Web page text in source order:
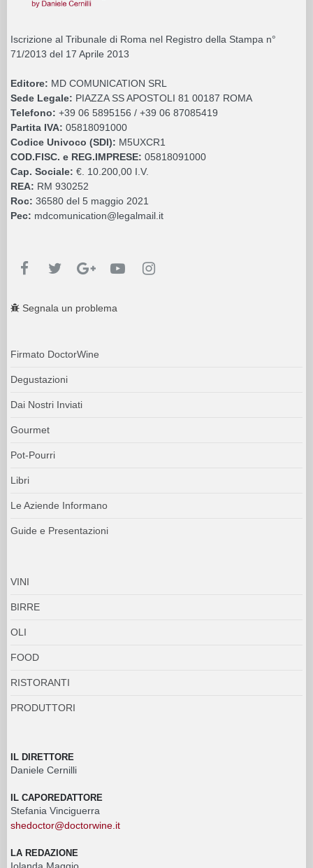
Iscrizione al Tribunale di Roma nel Registro della Stampa n°
71/2013 del 17 Aprile 2013
Editore: MD COMUNICATION SRL
Sede Legale: PIAZZA SS APOSTOLI 81 00187 ROMA
Telefono: +39 06 5895156 / +39 06 87085419
Partita IVA: 05818091000
Codice Univoco (SDI): M5UXCR1
COD.FISC. e REG.IMPRESE: 05818091000
Cap. Sociale: €. 10.200,00 I.V.
REA: RM 930252
Roc: 36580 del 5 maggio 2021
Pec: mdcomunication@legalmail.it
Segnala un problema
Firmato DoctorWine
Degustazioni
Dai Nostri Inviati
Gourmet
Pot-Pourri
Libri
Le Aziende Informano
Guide e Presentazioni
VINI
BIRRE
OLI
FOOD
RISTORANTI
PRODUTTORI
IL DIRETTORE
Daniele Cernilli
IL CAPOREDATTORE
Stefania Vinciguerra
shedoctor@doctorwine.it
LA REDAZIONE
Iolanda Maggio